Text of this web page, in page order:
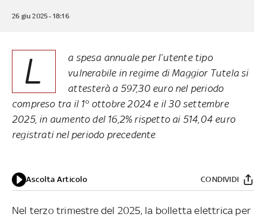
26 giu 2025 - 18:16
L
a spesa annuale per l’utente tipo
vulnerabile in regime di Maggior Tutela si
attesterà a 597,30 euro nel periodo
compreso tra il 1° ottobre 2024 e il 30 settembre
2025, in aumento del 16,2% rispetto ai 514,04 euro
registrati nel periodo precedente
Ascolta Articolo CONDIVIDI
Nel terzo trimestre del 2025, la bolletta elettrica per